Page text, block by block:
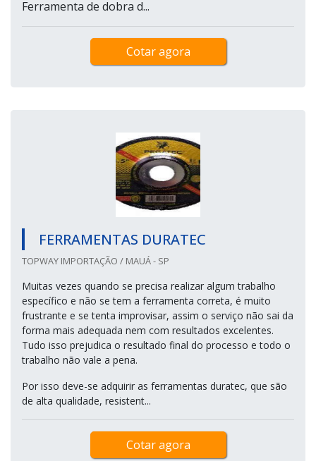
Ferramenta de dobra d...
Cotar agora
FERRAMENTAS DURATEC
TOPWAY IMPORTAÇÃO / MAUÁ - SP
Muitas vezes quando se precisa realizar algum trabalho
específico e não se tem a ferramenta correta, é muito
frustrante e se tenta improvisar, assim o serviço não sai da
forma mais adequada nem com resultados excelentes.
Tudo isso prejudica o resultado final do processo e todo o
trabalho não vale a pena.
Por isso deve-se adquirir as ferramentas duratec, que são
de alta qualidade, resistent...
Cotar agora